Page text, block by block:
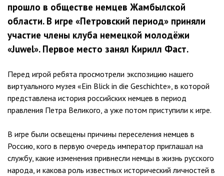
прошло в обществе немцев Жамбылской
области. В игре «Петровский период» приняли
участие члены клуба немецкой молодёжи
«Juwel». Первое место занял Кирилл Фаст.
Перед игрой ребята просмотрели экспозицию нашего
виртуального музея «Ein Blick in die Geschichte», в которой
представлена история российских немцев в период
правления Петра Великого, а уже потом приступили к игре.
В игре были освещены причины переселения немцев в
Россию, кого в первую очередь император приглашал на
службу, какие изменения привнесли немцы в жизнь русского
народа, и какова роль известных исторический личностей в